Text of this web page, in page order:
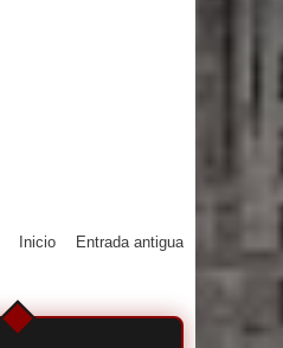
Entrada antigua
Inicio